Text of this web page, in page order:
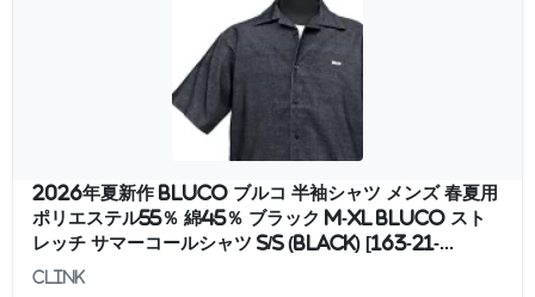
2026年夏新作 BLUCO ブルコ 半袖シャツ メンズ 春夏用
ポリエステル55％ 綿45％ ブラック M-XL BLUCO スト
レッチ サマーコールシャツ S/S (BLACK) [163-21-...
clink